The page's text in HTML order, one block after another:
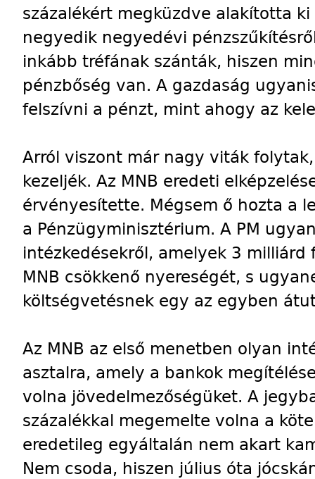
százalékért megküzdve alakította
negyedik negyedévi
inkább tréfának szánták, hiszen
pénzbőség van. A gazdaság
felszívni a pénzt, mint ahogy az
Arról viszont már nagy viták
kezeljék. Az MNB eredeti
érvényesítette. Mégsem ő hozta a
a Pénzügyminisztérium. A PM
intézkedésekről, amelyek 3
MNB csökkenő nyereségét, s
költségvetésnek egy az egyben
Az MNB az első menetben olyan
asztalra, amely a bankok
volna jövedelmezőségüket. A
százalékkal megemelte volna a
eredetileg egyáltalán nem akart
Nem csoda, hiszen július óta